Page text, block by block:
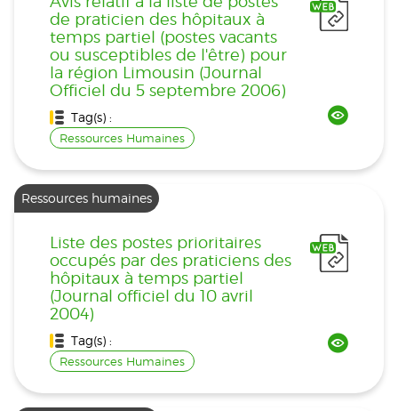
de praticien des hôpitaux à
temps partiel (postes vacants
ou susceptibles de l'être) pour
la région Limousin (Journal
Officiel du 5 septembre 2006)
Tag(s) :
Ressources Humaines
Ressources humaines
Liste des postes prioritaires
occupés par des praticiens des
hôpitaux à temps partiel
(Journal officiel du 10 avril
2004)
Tag(s) :
Ressources Humaines